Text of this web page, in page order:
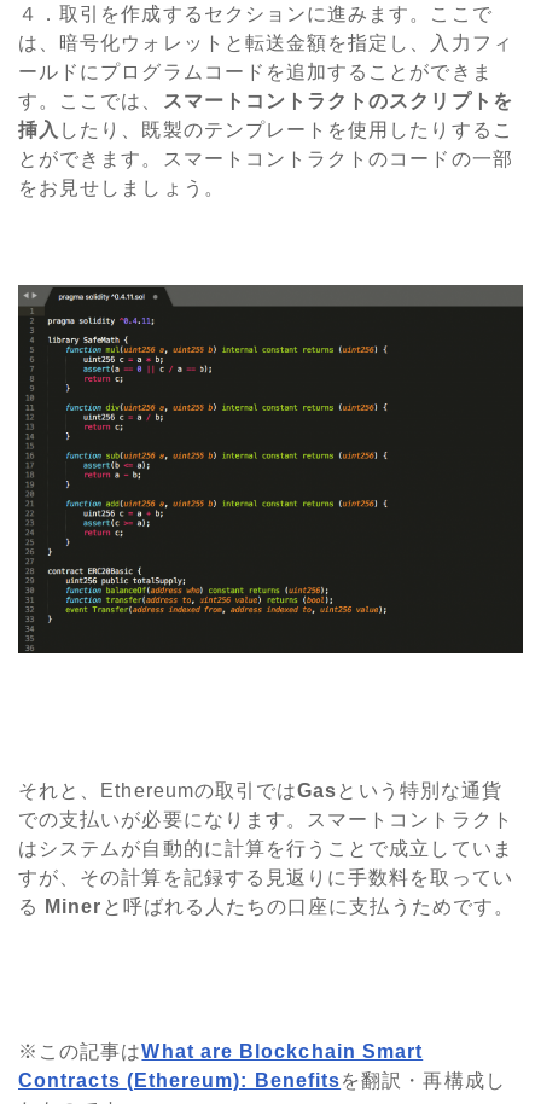
４．取引を作成するセクションに進みます。ここで
は、暗号化ウォレットと転送金額を指定し、入力フィ
ールドにプログラムコードを追加することができま
す。ここでは、
スマートコントラクトのスクリプトを
挿入 したり、既製のテンプレートを使用したりするこ
とができます。スマートコントラクトのコードの一部
をお見せしましょう。
それと、Ethereumの取引ではGas という特別な通貨
での支払いが必要になります。スマートコントラクト
はシステムが自動的に計算を行うことで成立していま
すが、その計算を記録する見返りに手数料を取ってい
る
Miner と呼ばれる人たちの口座に支払うためです。
※この記事はWhat are Blockchain Smart
Contracts (Ethereum): Benefitsを翻訳・再構成し